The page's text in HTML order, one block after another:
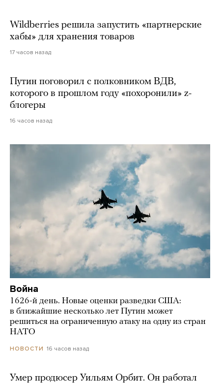
Wildberries решила запустить «партнерские
хабы» для хранения товаров
17 часов назад
Путин поговорил с полковником ВДВ,
которого в прошлом году «похоронили» z-
блогеры
16 часов назад
Война
1626-й день. Новые оценки разведки США:
в ближайшие несколько лет Путин может
решиться на ограниченную атаку на одну из стран
НАТО
НОВОСТИ 16 часов назад
Умер продюсер Уильям Орбит. Он работал